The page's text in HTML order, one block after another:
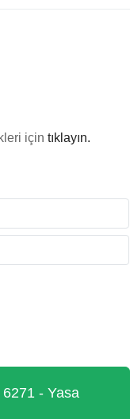
için tıklayın.
- Yasa